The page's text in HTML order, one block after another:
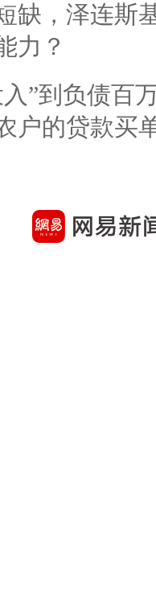
缺，泽连斯
力？
”到负债百
户的贷款买